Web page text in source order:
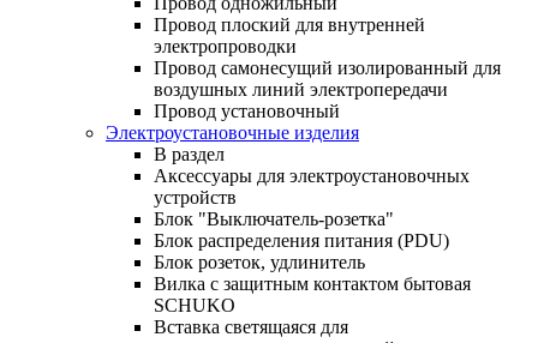
Провод плоский для внутренней
электропроводки
Провод самонесущий изолированный для
воздушных линий электропередачи
Провод установочный
Электроустановочные изделия
В раздел
Аксессуары для электроустановочных
устройств
Блок "Выключатель-розетка"
Блок распределения питания (PDU)
Блок розеток, удлинитель
Вилка с защитным контактом бытовая
SCHUKO
Вставка светящаяся для